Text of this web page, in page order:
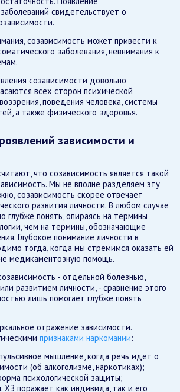
свидетельствует о
созависимость может привести к
заболевания, невнимания к
созависимости довольно
всех сторон психической
поведения человека, системы
а также физического здоровья.
зависимости и
что созависимость является такой
Мы не вполне разделяем эту
созависимость скорее отвечает
развития личности. В любом случае
глубже понять, опираясь на термины
чем на термины, обозначающие
Глубокое понимание личности в
тогда, когда мы стремимся оказать ей
медикаментозную помощь.
- отдельной болезнью,
развитием личности, - сравнение этого
лишь помогает глубже понять
отражение зависимости.
признаками наркомании:
мышление, когда речь идет о
(об алкоголизме, наркотиках);
психологической защиты;
ХЗ поражает как индивида, так и его